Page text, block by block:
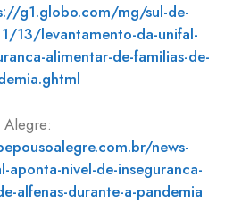
g1.globo.com/mg/sul-de-
13/levantamento-da-unifal-
alimentar-de-familias-de-
news-
aponta-nivel-de-inseguranca-
alfenas-durante-a-pandemia